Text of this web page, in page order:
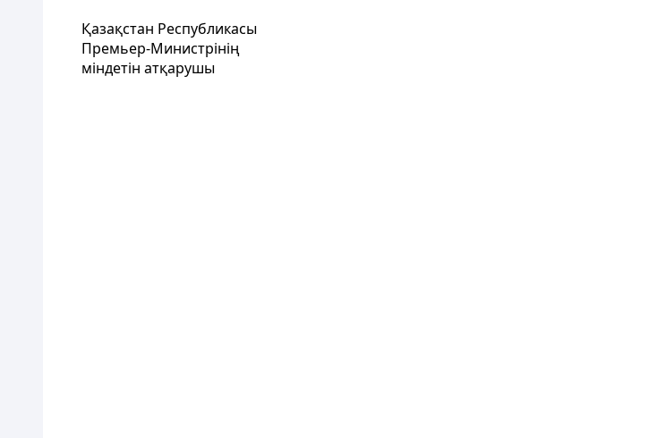
Қазақстан Республикасы
Премьер-Министрінің
міндетін атқарушы